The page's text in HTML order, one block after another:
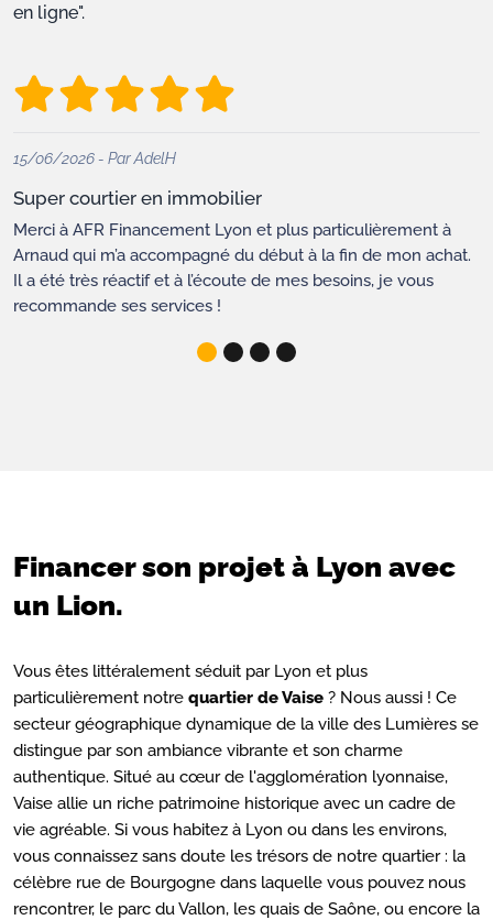
en ligne".
15/06/2026 - Par AdelH
Super courtier en immobilier
Merci à AFR Financement Lyon et plus particulièrement à
Arnaud qui m’a accompagné du début à la fin de mon achat.
Il a été très réactif et à l’écoute de mes besoins, je vous
recommande ses services !
Financer son projet à Lyon avec
un Lion.
Vous êtes littéralement séduit par Lyon et plus
particulièrement notre quartier de Vaise ? Nous aussi ! Ce
secteur géographique dynamique de la ville des Lumières se
distingue par son ambiance vibrante et son charme
authentique. Situé au cœur de l'agglomération lyonnaise,
Vaise allie un riche patrimoine historique avec un cadre de
vie agréable. Si vous habitez à Lyon ou dans les environs,
vous connaissez sans doute les trésors de notre quartier : la
célèbre rue de Bourgogne dans laquelle vous pouvez nous
rencontrer, le parc du Vallon, les quais de Saône, ou encore la